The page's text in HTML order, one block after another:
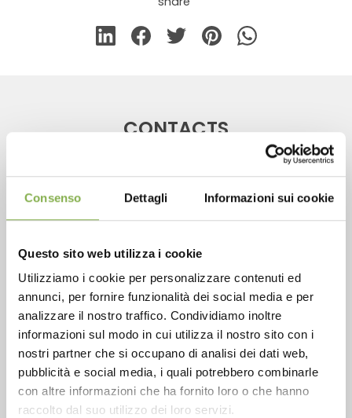
Consenso Dettagli Informazioni sui cookie
Questo sito web utilizza i cookie
Utilizziamo i cookie per personalizzare contenuti ed
annunci, per fornire funzionalità dei social media e per
analizzare il nostro traffico. Condividiamo inoltre
informazioni sul modo in cui utilizza il nostro sito con i
nostri partner che si occupano di analisi dei dati web,
pubblicità e social media, i quali potrebbero combinarle
con altre informazioni che ha fornito loro o che hanno
raccolto dal suo utilizzo dei loro servizi.
CONTACTS
From monday to friday
+1 904 294 5920
SERVICES